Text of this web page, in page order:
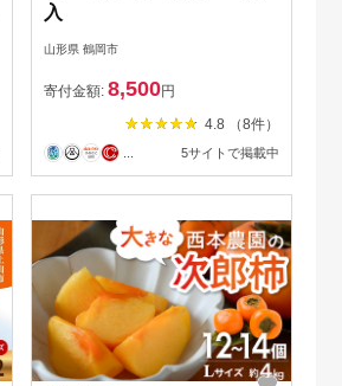
入
山形県 鶴岡市
寄付金額: 8,500円
4.8 （8件）
5サイトで掲載中